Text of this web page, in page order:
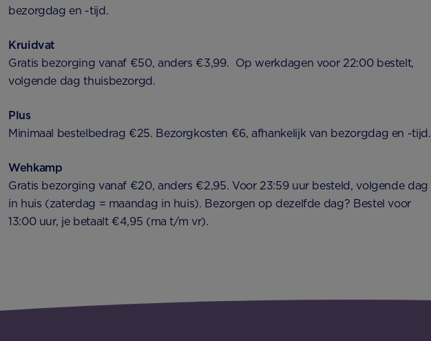
bezorgdag en -tijd.
Kruidvat
Gratis bezorging vanaf €50, anders €3,99. Op werkdagen voor 22:00 bestelt,
volgende dag thuisbezorgd.
Plus
Minimaal bestelbedrag €25. Bezorgkosten €6, afhankelijk van bezorgdag en -tijd.
Wehkamp
Gratis bezorging vanaf €20, anders €2,95. Voor 23:59 uur besteld, volgende dag
in huis (zaterdag = maandag in huis). Bezorgen op dezelfde dag? Bestel voor
13:00 uur, je betaalt €4,95 (ma t/m vr).